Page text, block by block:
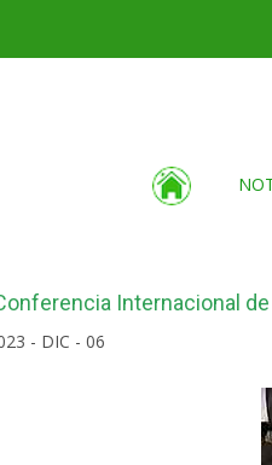
Internacional
- DIC - 06